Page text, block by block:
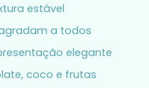
estável
a todos
elegante
coco e frutas